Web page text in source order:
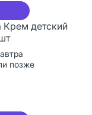
Крем детский
позже